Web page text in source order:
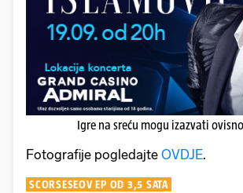
Igre na sreću mogu izazvati
Fotografije pogledajte OVDJE.
SCORSESEOV EP OD 3,5 SATA